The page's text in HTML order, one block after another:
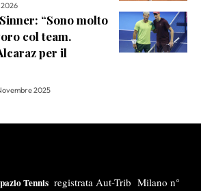
“Sono molto
col team.
per il
2025
Tennis registrata Aut-Trib Milano n°